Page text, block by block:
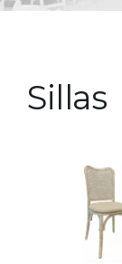
Sillas